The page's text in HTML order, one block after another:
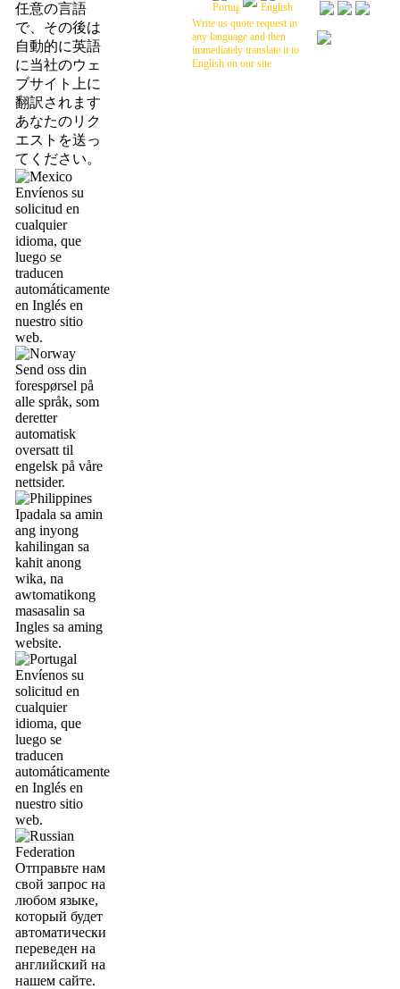
任意の言語
で、その後は
自動的に英語
に当社のウェ
ブサイト上に
翻訳されます
あなたのリク
エストを送っ
てください。
Envíenos su
solicitud en
cualquier
idioma, que
luego se
traducen
automáticamente
en Inglés en
nuestro sitio
web.
Send oss din
forespørsel på
alle språk, som
deretter
automatisk
oversatt til
engelsk på våre
nettsider.
Ipadala sa amin
ang inyong
kahilingan sa
kahit anong
wika, na
awtomatikong
masasalin sa
Ingles sa aming
website.
Envíenos su
solicitud en
cualquier
idioma, que
luego se
traducen
automáticamente
en Inglés en
nuestro sitio
web.
Отправьте нам
свой запрос на
любом языке,
который будет
автоматически
переведен на
английский на
нашем сайте.
Write us quote request in
any language and then
immediately translate it to
English on our site